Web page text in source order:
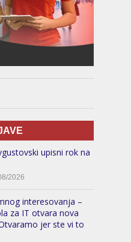
upisni rok na
2026
interesovanja –
za IT otvara nova
jer ste vi to